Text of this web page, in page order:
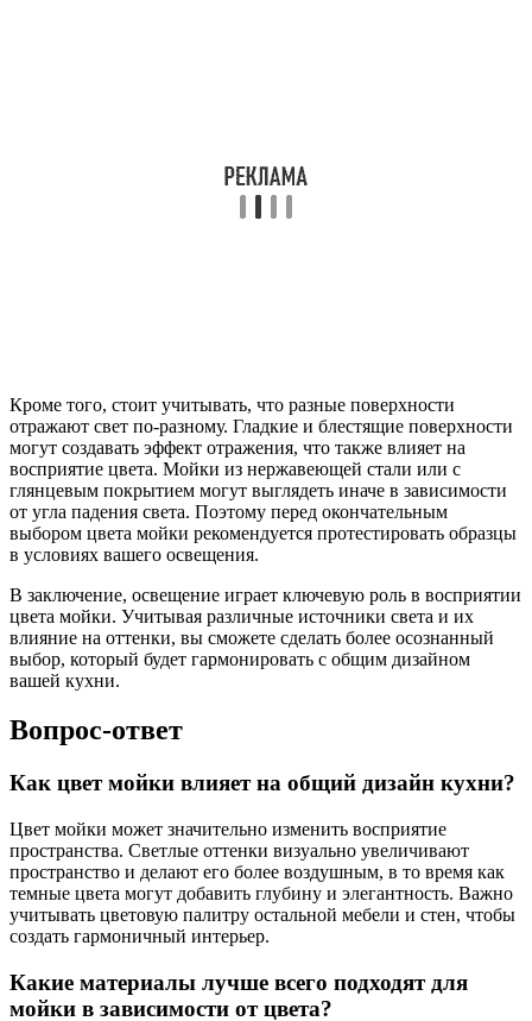
Кроме того, стоит учитывать, что разные поверхности
отражают свет по-разному. Гладкие и блестящие поверхности
могут создавать эффект отражения, что также влияет на
восприятие цвета. Мойки из нержавеющей стали или с
глянцевым покрытием могут выглядеть иначе в зависимости
от угла падения света. Поэтому перед окончательным
выбором цвета мойки рекомендуется протестировать образцы
в условиях вашего освещения.
В заключение, освещение играет ключевую роль в восприятии
цвета мойки. Учитывая различные источники света и их
влияние на оттенки, вы сможете сделать более осознанный
выбор, который будет гармонировать с общим дизайном
вашей кухни.
Вопрос-ответ
Как цвет мойки влияет на общий дизайн кухни?
Цвет мойки может значительно изменить восприятие
пространства. Светлые оттенки визуально увеличивают
пространство и делают его более воздушным, в то время как
темные цвета могут добавить глубину и элегантность. Важно
учитывать цветовую палитру остальной мебели и стен, чтобы
создать гармоничный интерьер.
Какие материалы лучше всего подходят для
мойки в зависимости от цвета?